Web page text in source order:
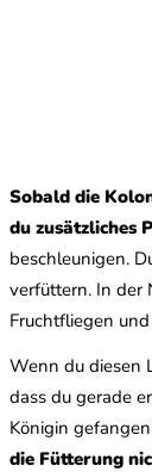
Sobald die
du zusätzliches
beschleunigen.
verfüttern. In der
Fruchtfliegen
Wenn du diesen
dass du gerade
Königin
die Fütterung